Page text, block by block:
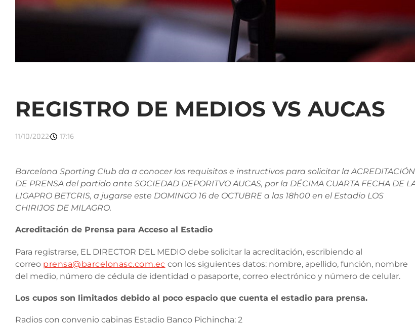
REGISTRO DE MEDIOS VS AUCAS
11/10/2022 17:16
Barcelona Sporting Club da a conocer los requisitos e instructivos para solicitar la ACREDITACIÓN
DE PRENSA del partido ante SOCIEDAD DEPORITVO AUCAS, por la DÉCIMA CUARTA FECHA DE
LIGAPRO BETCRIS, a jugarse este DOMINGO 16 de OCTUBRE a las 18h00 en el Estadio LOS
CHIRIJOS DE MILAGRO.
Acreditación de Prensa para Acceso al Estadio
Para registrarse, EL DIRECTOR DEL MEDIO debe solicitar la acreditación, escribiendo al
correo prensa@barcelonasc.com.ec con los siguientes datos: nombre, apellido, función, nombre
del medio, número de cédula de identidad o pasaporte, correo electrónico y número de celular.
Los cupos son limitados debido al poco espacio que cuenta el estadio para prensa.
Radios con convenio cabinas Estadio Banco Pichincha: 2